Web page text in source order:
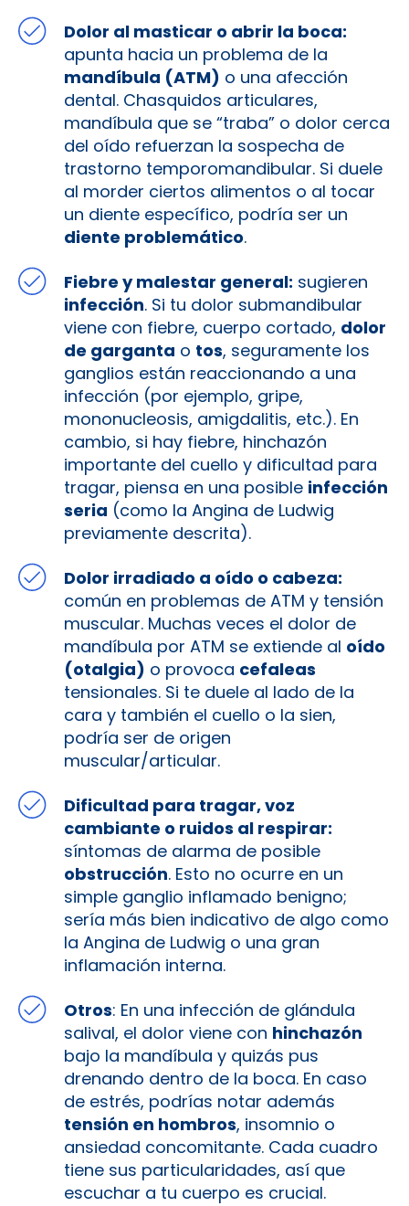
Dolor al masticar o abrir la boca:
apunta hacia un problema de la
mandíbula (ATM) o una afección
dental. Chasquidos articulares,
mandíbula que se “traba” o dolor cerca
del oído refuerzan la sospecha de
trastorno temporomandibular. Si duele
al morder ciertos alimentos o al tocar
un diente específico, podría ser un
diente problemático.
Fiebre y malestar general: sugieren
infección. Si tu dolor submandibular
viene con fiebre, cuerpo cortado, dolor
de garganta o tos, seguramente los
ganglios están reaccionando a una
infección (por ejemplo, gripe,
mononucleosis, amigdalitis, etc.). En
cambio, si hay fiebre, hinchazón
importante del cuello y dificultad para
tragar, piensa en una posible infección
seria (como la Angina de Ludwig
previamente descrita).
Dolor irradiado a oído o cabeza:
común en problemas de ATM y tensión
muscular. Muchas veces el dolor de
mandíbula por ATM se extiende al oído
(otalgia) o provoca cefaleas
tensionales. Si te duele al lado de la
cara y también el cuello o la sien,
podría ser de origen
muscular/articular.
Dificultad para tragar, voz
cambiante o ruidos al respirar:
síntomas de alarma de posible
obstrucción. Esto no ocurre en un
simple ganglio inflamado benigno;
sería más bien indicativo de algo como
la Angina de Ludwig o una gran
inflamación interna.
Otros: En una infección de glándula
salival, el dolor viene con hinchazón
bajo la mandíbula y quizás pus
drenando dentro de la boca. En caso
de estrés, podrías notar además
tensión en hombros, insomnio o
ansiedad concomitante. Cada cuadro
tiene sus particularidades, así que
escuchar a tu cuerpo es crucial.